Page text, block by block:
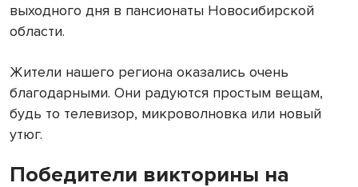
выходного дня в пансионаты Новосибирской
области.
Жители нашего региона оказались очень
благодарными. Они радуются простым вещам,
будь то телевизор, микроволновка или новый
утюг.
Победители викторины на